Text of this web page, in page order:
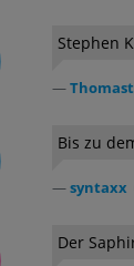
Stephen
Bis zu
syntaxx
Der